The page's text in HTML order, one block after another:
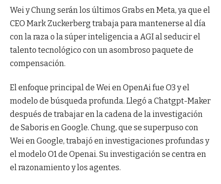
Wei y Chung serán los últimos Grabs en Meta, ya que el
CEO Mark Zuckerberg trabaja para mantenerse al día
con la raza o la súper inteligencia a AGI al seducir el
talento tecnológico con un asombroso paquete de
compensación.
El enfoque principal de Wei en OpenAi fue O3 y el
modelo de búsqueda profunda. Llegó a Chatgpt-Maker
después de trabajar en la cadena de la investigación
de Saboris en Google. Chung, que se superpuso con
Wei en Google, trabajó en investigaciones profundas y
el modelo O1 de Openai. Su investigación se centra en
el razonamiento y los agentes.